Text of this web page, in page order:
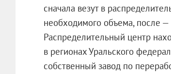
сначала везут в
необходимого объема, после
Распределительный центр
в регионах Уральского
собственный завод по